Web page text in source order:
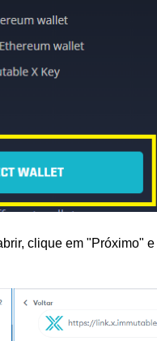
clique em "Próximo" e